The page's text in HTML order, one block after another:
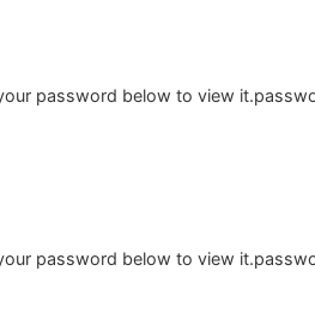
password below to view
password below to view